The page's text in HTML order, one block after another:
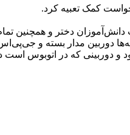
کمک تعبیه کرد.
دوربین مدار بسته و
و دوربینی که در